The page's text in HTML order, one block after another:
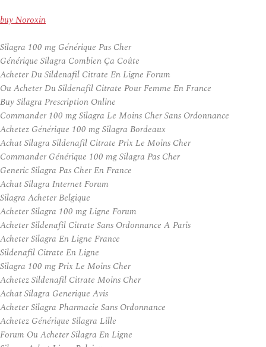
buy Noroxin
Silagra 100 mg Générique Pas Cher
Générique Silagra Combien Ça Coûte
Acheter Du Sildenafil Citrate En Ligne Forum
Ou Acheter Du Sildenafil Citrate Pour Femme En France
Buy Silagra Prescription Online
Commander 100 mg Silagra Le Moins Cher Sans Ordonnance
Achetez Générique 100 mg Silagra Bordeaux
Achat Silagra Sildenafil Citrate Prix Le Moins Cher
Commander Générique 100 mg Silagra Pas Cher
Generic Silagra Pas Cher En France
Achat Silagra Internet Forum
Silagra Acheter Belgique
Acheter Silagra 100 mg Ligne Forum
Acheter Sildenafil Citrate Sans Ordonnance A Paris
Acheter Silagra En Ligne France
Sildenafil Citrate En Ligne
Silagra 100 mg Prix Le Moins Cher
Achetez Sildenafil Citrate Moins Cher
Achat Silagra Generique Avis
Acheter Silagra Pharmacie Sans Ordonnance
Achetez Générique Silagra Lille
Forum Ou Acheter Silagra En Ligne